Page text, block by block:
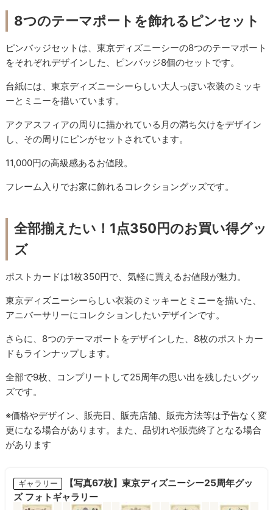
8つのテーマポートを飾れるピンセット
ピンバッジセットは、東京ディズニーシーの8つのテーマポート
をそれぞれデザインした、ピンバッジ8個のセットです。
台紙には、東京ディズニーシーらしい大人っぽい衣装のミッキ
ーとミニーを描いています。
アクアスフィアの周りに描かれている月の満ち欠けをデザイン
し、その周りにピンがセットされています。
11,000円の高級感あるお値段。
フレーム入りでお家に飾れるコレクショングッズです。
全部揃えたい！1点350円のお買い得グッ
ズ
ポストカードは1枚350円で、気軽に買えるお値段が魅力。
東京ディズニーシーらしい衣装のミッキーとミニーを描いた、
アニバーサリーにコレクションしたいデザインです。
さらに、8つのテーマポートをデザインした、8枚のポストカー
ドもラインナップします。
全部で9枚、コンプリートして25周年の思い出を残したいグッ
ズです。
※価格やデザイン、販売日、販売店舗、販売方法等は予告なく変
更になる場合があります。また、品切れや販売終了となる場合
があります
ギャラリー
【写真67枚】東京ディズニーシー25周年グッ
ズ フォトギャラリー